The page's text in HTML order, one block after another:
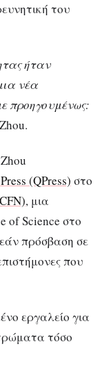
του
ήταν
νέα
προηγουμένως:
(QPress) στο
, μια
of Science στο
πρόσβαση σε
που
εργαλείο για
τόσο